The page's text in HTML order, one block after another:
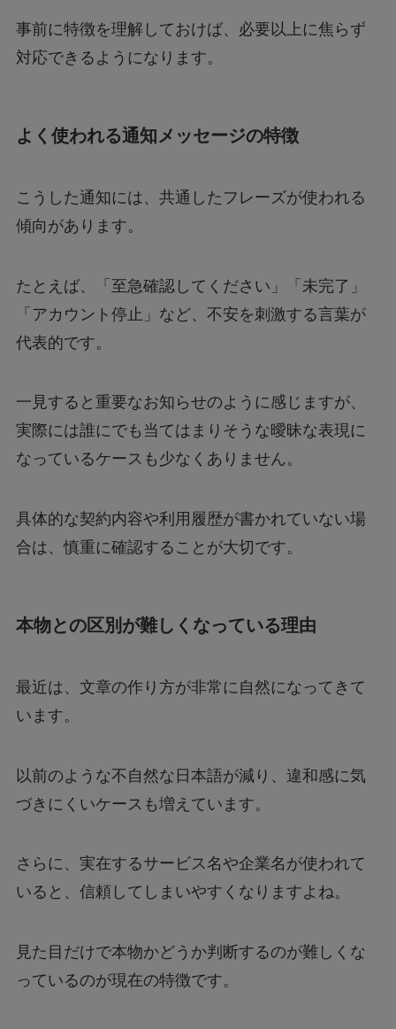
事前に特徴を理解しておけば、必要以上に焦らず
対応できるようになります。
よく使われる通知メッセージの特徴
こうした通知には、共通したフレーズが使われる
傾向があります。
たとえば、「至急確認してください」「未完了」
「アカウント停止」など、不安を刺激する言葉が
代表的です。
一見すると重要なお知らせのように感じますが、
実際には誰にでも当てはまりそうな曖昧な表現に
なっているケースも少なくありません。
具体的な契約内容や利用履歴が書かれていない場
合は、慎重に確認することが大切です。
本物との区別が難しくなっている理由
最近は、文章の作り方が非常に自然になってきて
います。
以前のような不自然な日本語が減り、違和感に気
づきにくいケースも増えています。
さらに、実在するサービス名や企業名が使われて
いると、信頼してしまいやすくなりますよね。
見た目だけで本物かどうか判断するのが難しくな
っているのが現在の特徴です。